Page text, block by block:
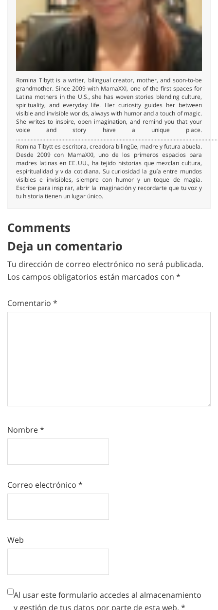
Romina Tibytt is a writer, bilingual creator, mother, and soon-to-be
grandmother. Since 2009 with MamaXXI, one of the first spaces for
Latina mothers in the U.S., she has woven stories blending culture,
spirituality, and everyday life. Her curiosity guides her between
visible and invisible worlds, always with humor and a touch of magic.
She writes to inspire, open imagination, and remind you that your
voice and story have a unique place.
Romina Tibytt es escritora, creadora bilingüe, madre y futura abuela.
Desde 2009 con MamaXXI, uno de los primeros espacios para
madres latinas en EE. UU., ha tejido historias que mezclan cultura,
espiritualidad y vida cotidiana. Su curiosidad la guía entre mundos
visibles e invisibles, siempre con humor y un toque de magia.
Escribe para inspirar, abrir la imaginación y recordarte que tu voz y
tu historia tienen un lugar único.
Comments
Deja un comentario
Tu dirección de correo electrónico no será publicada.
Los campos obligatorios están marcados con *
Comentario *
Nombre*
Correo electrónico *
Web
Al usar este formulario accedes al almacenamiento
y gestión de tus datos por parte de esta web. *